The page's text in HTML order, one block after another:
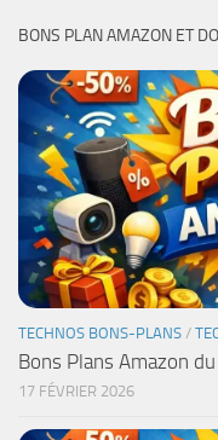
BONS PLAN AMAZON ET
TECHNOS BONS-PLANS /
Bons Plans Amazon
17 FÉVRIER 2026